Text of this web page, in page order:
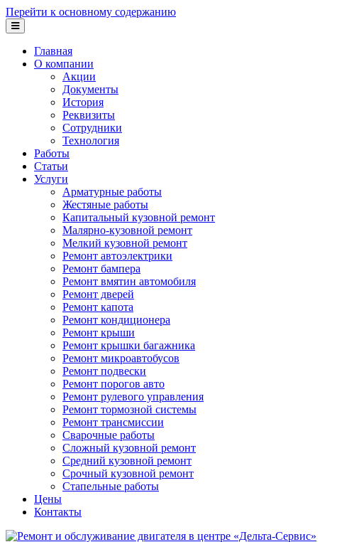
Перейти к основному содержанию
Главная
О компании
Акции
Документы
История
Реквизиты
Сотрудники
Технология
Работы
Статьи
Услуги
Арматурные работы
Жестяные работы
Капитальный кузовной ремонт
Малярно-кузовной ремонт
Мелкий кузовной ремонт
Ремонт автоэлектрики
Ремонт бампера
Ремонт вмятин автомобиля
Ремонт дверей
Ремонт капота
Ремонт кондиционера
Ремонт крыши
Ремонт крышки багажника
Ремонт микроавтобусов
Ремонт подвески
Ремонт порогов авто
Ремонт рулевого управления
Ремонт тормозной системы
Ремонт трансмиссии
Сварочные работы
Сложный кузовной ремонт
Средний кузовной ремонт
Срочный кузовной ремонт
Стапельные работы
Цены
Контакты